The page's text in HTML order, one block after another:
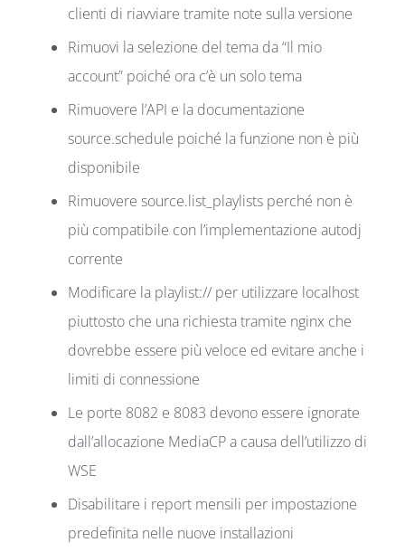
clienti di riavviare tramite note sulla versione
Rimuovi la selezione del tema da “Il mio
account” poiché ora c’è un solo tema
Rimuovere l’API e la documentazione
source.schedule poiché la funzione non è più
disponibile
Rimuovere source.list_playlists perché non è
più compatibile con l’implementazione autodj
corrente
Modificare la playlist:// per utilizzare localhost
piuttosto che una richiesta tramite nginx che
dovrebbe essere più veloce ed evitare anche i
limiti di connessione
Le porte 8082 e 8083 devono essere ignorate
dall’allocazione MediaCP a causa dell’utilizzo di
WSE
Disabilitare i report mensili per impostazione
predefinita nelle nuove installazioni